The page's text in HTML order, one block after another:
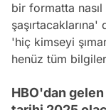
bir formatta
'hiç kimseyi
henüz tüm
HBO'dan